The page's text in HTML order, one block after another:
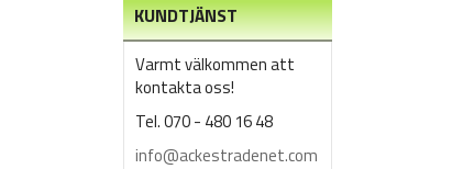
KUNDTJÄNST
Varmt välkommen att
kontakta oss!
Tel. 070 - 480 16 48
info@ackestradenet.com